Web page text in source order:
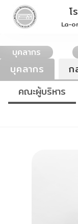
Skip
โ
La-
บุคลากร
บุคลากร
ก
คณะผู้บริหาร